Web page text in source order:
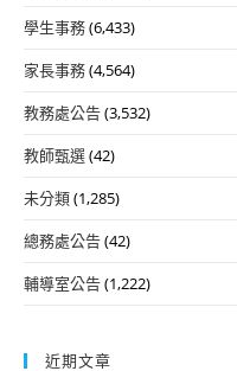
學生事務(6,433)
家長事務(4,564)
教務處公告(3,532)
教師甄選(42)
未分類(1,285)
總務處公告(42)
輔導室公告(1,222)
近期文章